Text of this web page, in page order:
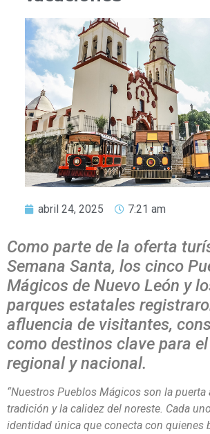
abril 24, 2025 7:21 am
Como parte de la oferta
Semana Santa, los cinco
Mágicos de Nuevo León y
parques estatales
afluencia de visitantes,
como destinos clave para
regional y nacional.
“Nuestros Pueblos Mágicos son la puerta
tradición y la calidez del noreste. Cada
identidad única que conecta con quienes